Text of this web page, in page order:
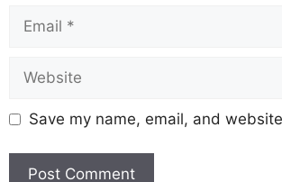
Save my name, email, and